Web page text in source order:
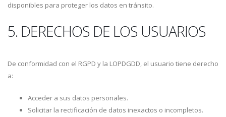
disponibles para proteger los datos en tránsito.
5. DERECHOS DE LOS USUARIOS
De conformidad con el RGPD y la LOPDGDD, el usuario tiene derecho
a:
Acceder a sus datos personales.
Solicitar la rectificación de datos inexactos o incompletos.